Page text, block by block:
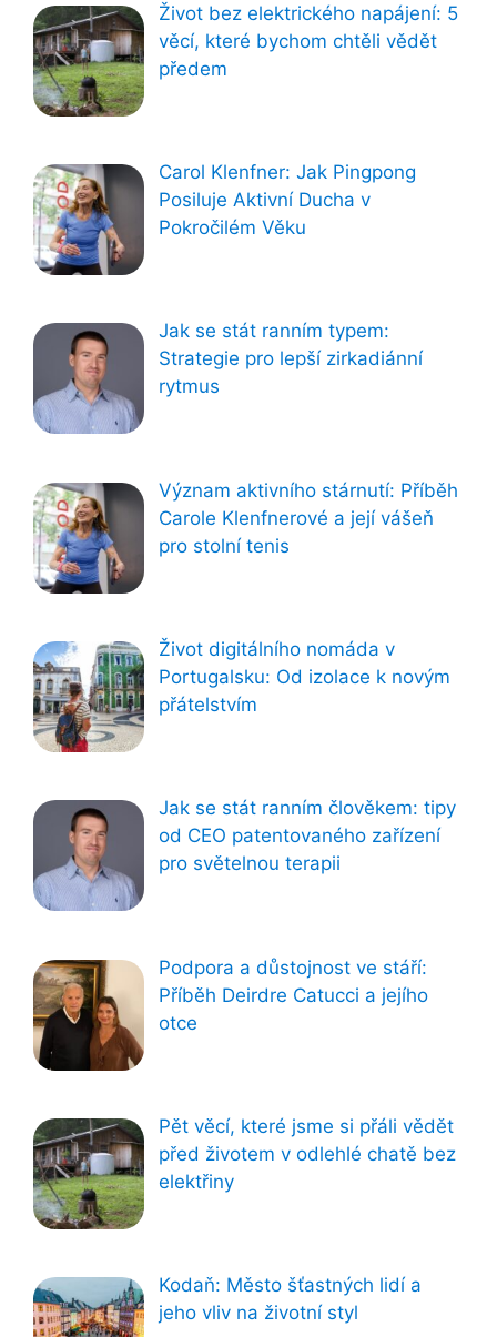
Život bez elektrického napájení: 5
věcí, které bychom chtěli vědět
předem
Carol Klenfner: Jak Pingpong
Posiluje Aktivní Ducha v
Pokročilém Věku
Jak se stát ranním typem:
Strategie pro lepší zirkadiánní
rytmus
Význam aktivního stárnutí: Příběh
Carole Klenfnerové a její vášeň
pro stolní tenis
Život digitálního nomáda v
Portugalsku: Od izolace k novým
přátelstvím
Jak se stát ranním člověkem: tipy
od CEO patentovaného zařízení
pro světelnou terapii
Podpora a důstojnost ve stáří:
Příběh Deirdre Catucci a jejího
otce
Pět věcí, které jsme si přáli vědět
před životem v odlehlé chatě bez
elektřiny
Kodaň: Město šťastných lidí a
jeho vliv na životní styl